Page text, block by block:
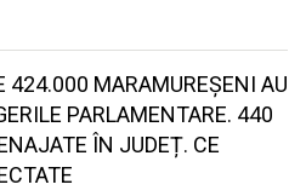
424.000 MARAMUREȘENI AU
PARLAMENTARE. 440
ÎN JUDEȚ. CE